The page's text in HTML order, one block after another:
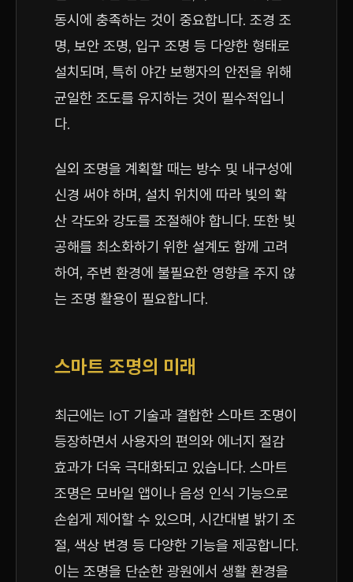
동시에 충족하는 것이 중요합니다. 조경 조
명, 보안 조명, 입구 조명 등 다양한 형태로
설치되며, 특히 야간 보행자의 안전을 위해
균일한 조도를 유지하는 것이 필수적입니
다.
실외 조명을 계획할 때는 방수 및 내구성에
신경 써야 하며, 설치 위치에 따라 빛의 확
산 각도와 강도를 조절해야 합니다. 또한 빛
공해를 최소화하기 위한 설계도 함께 고려
하여, 주변 환경에 불필요한 영향을 주지 않
는 조명 활용이 필요합니다.
스마트 조명의 미래
최근에는 IoT 기술과 결합한 스마트 조명이
등장하면서 사용자의 편의와 에너지 절감
효과가 더욱 극대화되고 있습니다. 스마트
조명은 모바일 앱이나 음성 인식 기능으로
손쉽게 제어할 수 있으며, 시간대별 밝기 조
절, 색상 변경 등 다양한 기능을 제공합니다.
이는 조명을 단순한 광원에서 생활 환경을